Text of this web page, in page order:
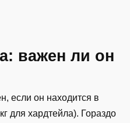
важен ли он
если он находится в
для хардтейла). Гораздо